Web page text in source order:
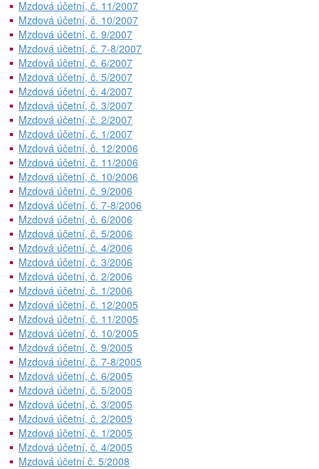
Mzdová účetní, č. 11/2007
Mzdová účetní, č. 10/2007
Mzdová účetní, č. 9/2007
Mzdová účetní, č. 7-8/2007
Mzdová účetní, č. 6/2007
Mzdová účetní, č. 5/2007
Mzdová účetní, č. 4/2007
Mzdová účetní, č. 3/2007
Mzdová účetní, č. 2/2007
Mzdová účetní, č. 1/2007
Mzdová účetní, č. 12/2006
Mzdová účetní, č. 11/2006
Mzdová účetní, č. 10/2006
Mzdová účetní, č. 9/2006
Mzdová účetní, č. 7-8/2006
Mzdová účetní, č. 6/2006
Mzdová účetní, č. 5/2006
Mzdová účetní, č. 4/2006
Mzdová účetní, č. 3/2006
Mzdová účetní, č. 2/2006
Mzdová účetní, č. 1/2006
Mzdová účetní, č. 12/2005
Mzdová účetní, č. 11/2005
Mzdová účetní, č. 10/2005
Mzdová účetní, č. 9/2005
Mzdová účetní, č. 7-8/2005
Mzdová účetní, č. 6/2005
Mzdová účetní, č. 5/2005
Mzdová účetní, č. 3/2005
Mzdová účetní, č. 2/2005
Mzdová účetní, č. 1/2005
Mzdová účetní, č. 4/2005
Mzdová účetní č. 5/2008